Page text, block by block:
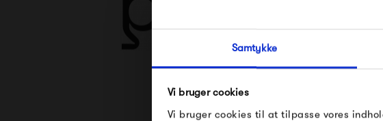
Samtykke
Vi bruger cookies
Vi bruger cookies til at tilpasse vores
Se alle varer fra Pedestal